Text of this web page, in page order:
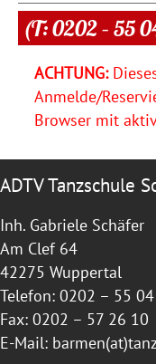
(T: 0202 – 55
ACHTUNG:
Anmelde/
Browser mit
ADTV Tanzschule
Inh. Gabriele Schäfer
Am Clef 64
42275 Wuppertal
Telefon: 0202 – 55
Fax: 0202 – 57 26 10
E-Mail: